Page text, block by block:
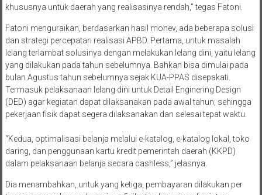
khususnya untuk daerah yang realisasinya rendah,” tegas Fatoni.
Fatoni menguraikan, berdasarkan hasil monev, ada beberapa solusi
dan strategi percepatan realisasi APBD. Pertama, untuk masalah
lelang terlambat solusinya dengan melakukan lelang dini, yaitu lelang
yang dilakukan pada tahun sebelumnya. Bahkan bisa dimulai pada
bulan Agustus tahun sebelumnya sejak KUA-PPAS disepakati.
Termasuk pelaksanaan lelang dini untuk Detail Enginering Design
(DED) agar kegiatan dapat dilaksanakan pada awal tahun, sehingga
pekerjaan fisik dapat segera dilaksanakan dan selesai tepat waktu.
“Kedua, optimalisasi belanja melalui e-katalog, e-katalog lokal, toko
daring, dan penggunaan kartu kredit pemerintah daerah (KKPD)
dalam pelaksanaan belanja secara cashless,” jelasnya.
Dia menambahkan, untuk yang ketiga, pembayaran dilakukan per